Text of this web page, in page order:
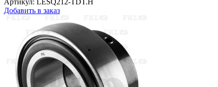
Добавить в заказ